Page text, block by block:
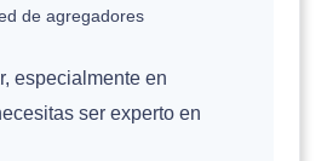
de agregadores
especialmente en
ser experto en